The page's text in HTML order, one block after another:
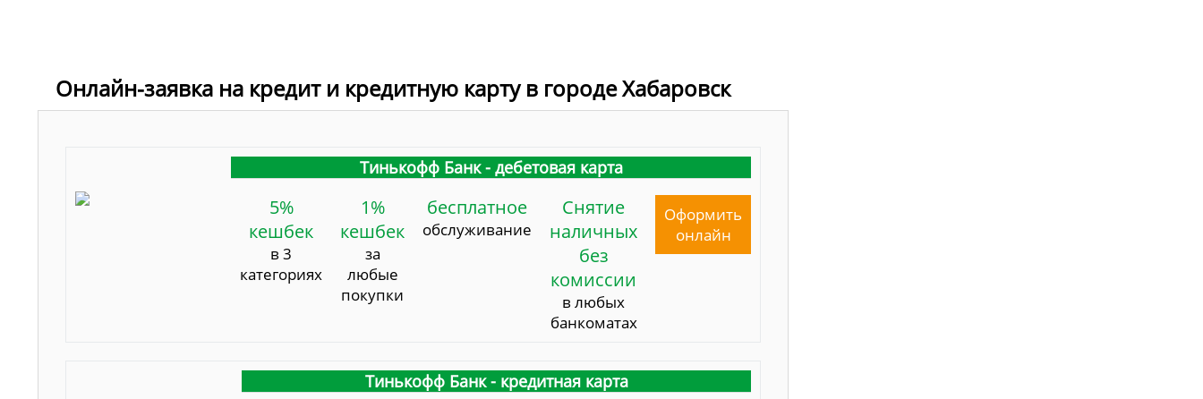
Онлайн-заявка на кредит и кредитную карту в городе Хабаровск
Тинькофф Банк - дебетовая карта
5%
кешбек
в 3
категориях
1%
кешбек
за
любые
покупки
бесплатное
обслуживание
Снятие
наличных
без
комиссии
в любых
банкоматах
Оформить
онлайн
Тинькофф Банк - кредитная карта